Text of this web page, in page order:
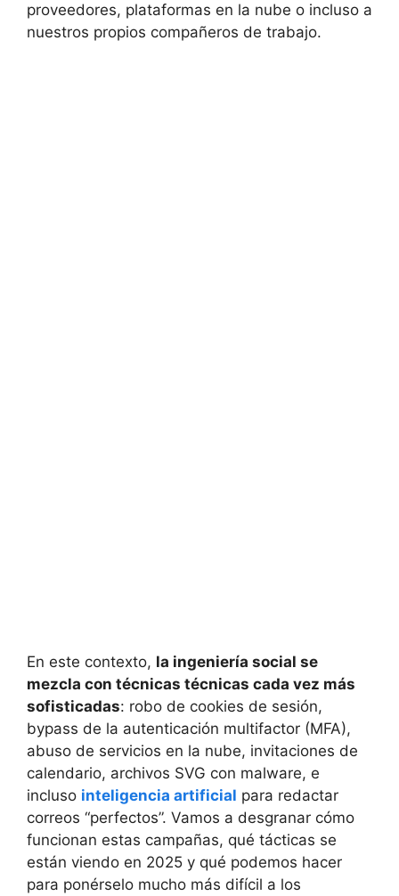
proveedores, plataformas en la nube o incluso a
nuestros propios compañeros de trabajo.
En este contexto, la ingeniería social se
mezcla con técnicas técnicas cada vez más
sofisticadas: robo de cookies de sesión,
bypass de la autenticación multifactor (MFA),
abuso de servicios en la nube, invitaciones de
calendario, archivos SVG con malware, e
incluso inteligencia artificial para redactar
correos “perfectos”. Vamos a desgranar cómo
funcionan estas campañas, qué tácticas se
están viendo en 2025 y qué podemos hacer
para ponérselo mucho más difícil a los